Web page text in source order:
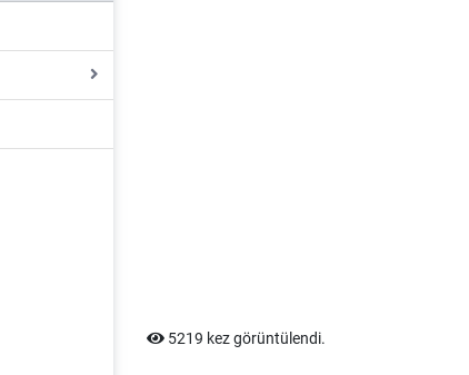
5219 kez görüntülendi.